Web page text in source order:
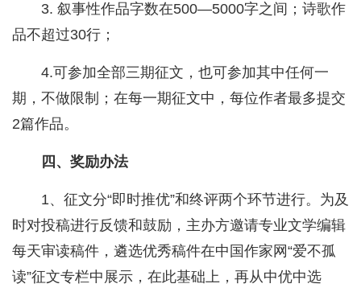
3. 叙事性作品字数在500—5000字之间；诗歌作
品不超过30行；
4.可参加全部三期征文，也可参加其中任何一
期，不做限制；在每一期征文中，每位作者最多提交
2篇作品。
四、奖励办法
1、征文分“即时推优”和终评两个环节进行。为及
时对投稿进行反馈和鼓励，主办方邀请专业文学编辑
每天审读稿件，遴选优秀稿件在中国作家网“爱不孤
读”征文专栏中展示，在此基础上，再从中优中选